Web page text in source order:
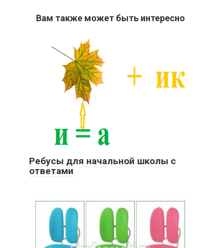
Вам также может быть интересно
Ребусы для начальной школы с
ответами